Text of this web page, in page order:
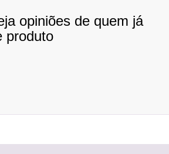
opiniões de quem já
produto